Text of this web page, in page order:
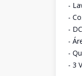
-
-
-
-
-
- 3